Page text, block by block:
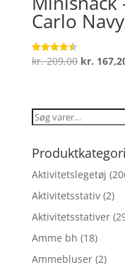
Carlo
Vurderet
4.5
kr.209,00 Den
var:
kr.
kr.
Søg
Aktivitetslegetøj
Aktivitetsstativ (2)
Aktivitetsstativer
Amme bh (18)
Ammebluser (2)